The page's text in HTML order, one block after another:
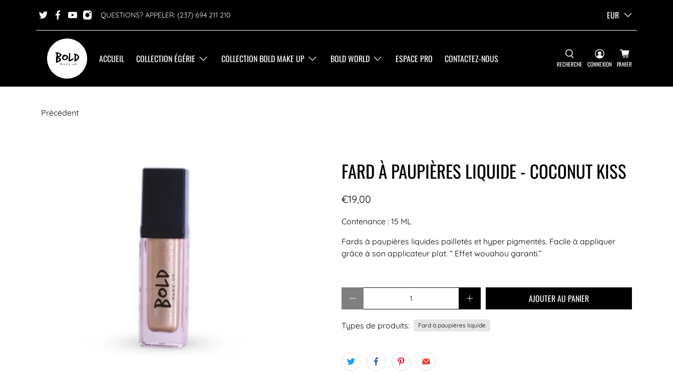
QUESTIONS? APPELER: (237) 694 211 210 EUR
ACCUEIL COLLECTION ÉGÉRIE COLLECTION BOLD MAKE UP BOLD WORLD ESPACE PRO CONTACTEZ-NOUS RECHERCHE CONNEXION PANIER
Précédent
FARD À PAUPIÈRES LIQUIDE - COCONUT KISS
€19,00
Contenance : 15 ML
Fards à paupières liquides pailletés et hyper pigmentés. Facile à appliquer
grâce à son applicateur plat. “ Effet wouahou garanti.”
AJOUTER AU PANIER
Types de produits: Fard à paupières liquide